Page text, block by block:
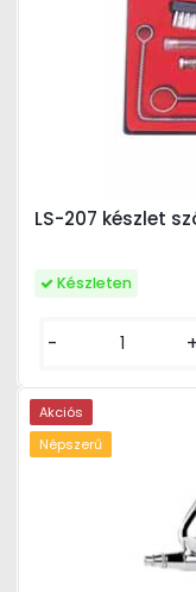
LS-207 készlet
Készleten
- +
Akciós
Népszerű